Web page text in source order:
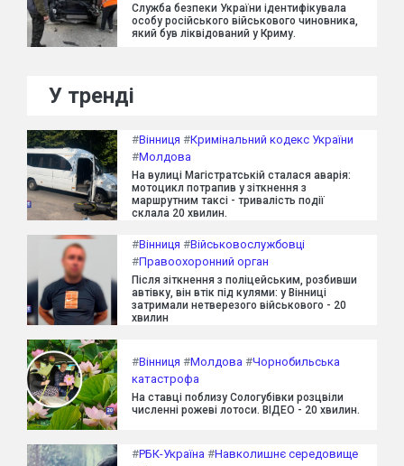
Служба безпеки України ідентифікувала
особу російського військового чиновника,
який був ліквідований у Криму.
У тренді
#Вінниця #Кримінальний кодекс України
#Молдова
На вулиці Магістратській сталася аварія:
мотоцикл потрапив у зіткнення з
маршрутним таксі - тривалість події
склала 20 хвилин.
#Вінниця #Військовослужбовці
#Правоохоронний орган
Після зіткнення з поліцейським, розбивши
автівку, він втік під кулями: у Вінниці
затримали нетверезого військового - 20
хвилин
#Вінниця #Молдова #Чорнобильська
катастрофа
На ставці поблизу Сологубівки розцвіли
численні рожеві лотоси. ВІДЕО - 20 хвилин.
#РБК-Україна #Навколишнє середовище